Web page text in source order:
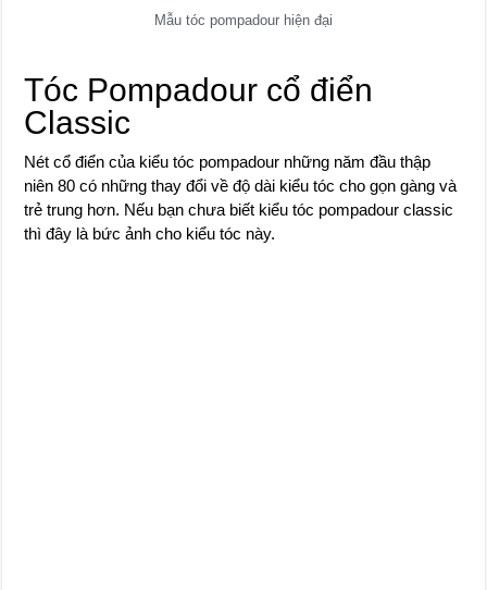
Mẫu tóc pompadour hiện đại
Tóc Pompadour cổ điển
Classic
Nét cổ điển của kiểu tóc pompadour những năm đầu thập
niên 80 có những thay đổi về độ dài kiểu tóc cho gọn gàng và
trẻ trung hơn. Nếu bạn chưa biết kiểu tóc pompadour classic
thì đây là bức ảnh cho kiểu tóc này.